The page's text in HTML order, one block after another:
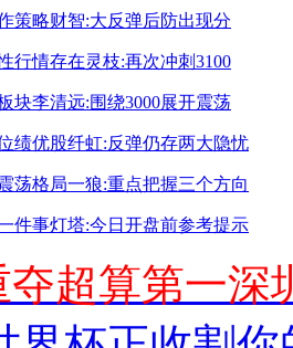
策略财智:大反弹后防出现分
行情存在灵枝:再次冲刺3100
块李清远:围绕3000展开震荡
绩优股纤虹:反弹仍存两大隐忧
荡格局一狼:重点把握三个方向
件事灯塔:今日开盘前参考提示
夺超算第一深